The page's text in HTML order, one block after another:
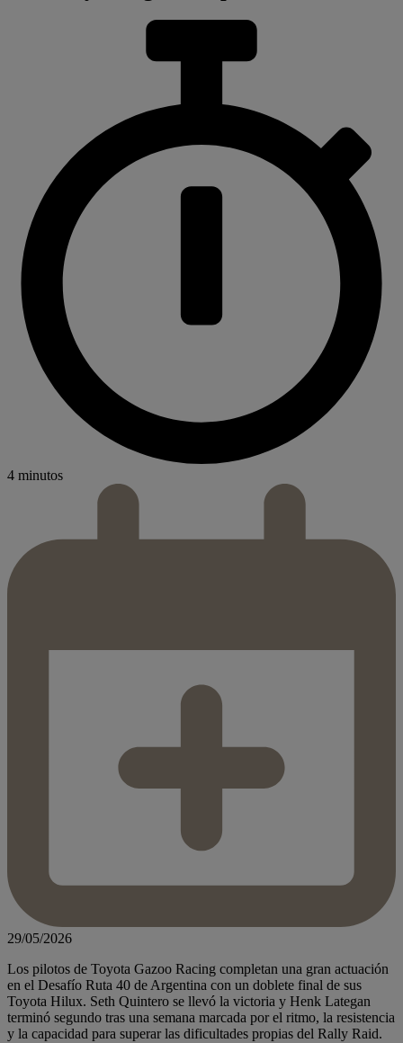
4 minutos
29/05/2026
Los pilotos de Toyota Gazoo Racing completan una gran actuación
en el Desafío Ruta 40 de Argentina con un doblete final de sus
Toyota Hilux. Seth Quintero se llevó la victoria y Henk Lategan
terminó segundo tras una semana marcada por el ritmo, la resistencia
y la capacidad para superar las dificultades propias del Rally Raid.